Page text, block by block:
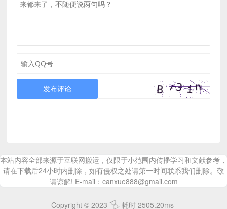
发布评论
本站内容全部来源于互联网搬运，仅限于小范围内传播学习和文献参考，
请在下载后24小时内删除，如有侵权之处请第一时间联系我们删除。敬
请谅解! E-mail：canxue888@gmail.com
Copyright © 2023 耗时 2505.20ms